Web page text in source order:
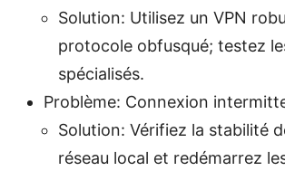
Solution: Utilisez un VPN
protocole obfusqué; testez
spécialisés.
Problème: Connexion
Solution: Vérifiez la stabilité
réseau local et redémarrez